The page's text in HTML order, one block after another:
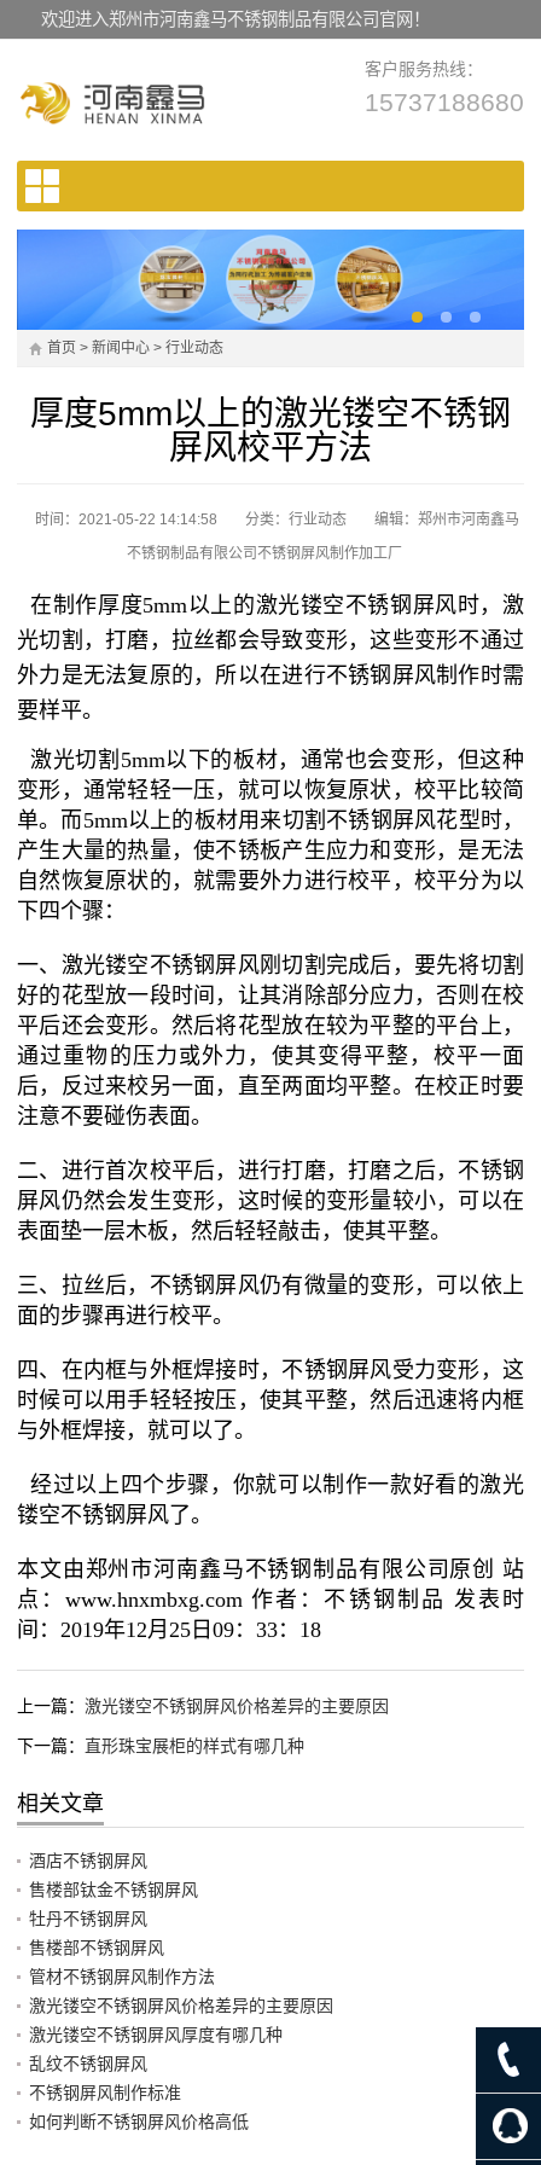
欢迎进入郑州市河南鑫马不锈钢制品有限公司官网！
客户服务热线：
15737188680
首页 > 新闻中心 > 行业动态
厚度5mm以上的激光镂空不锈钢
屏风校平方法
时间：2021-05-22 14:14:58 分类： 行业动态
编辑：郑州市河南鑫马
不锈钢制品有限公司不锈钢屏风制作加工厂
在制作厚度5mm以上的激光镂空不锈钢屏风时，激
光切割，打磨，拉丝都会导致变形，这些变形不通过
外力是无法复原的，所以在进行不锈钢屏风制作时需
要样平。
激光切割5mm以下的板材，通常也会变形，但这种
变形，通常轻轻一压，就可以恢复原状，校平比较简
单。而5mm以上的板材用来切割不锈钢屏风花型时，
产生大量的热量，使不锈板产生应力和变形，是无法
自然恢复原状的，就需要外力进行校平，校平分为以
下四个骤：
一、激光镂空不锈钢屏风刚切割完成后，要先将切割
好的花型放一段时间，让其消除部分应力，否则在校
平后还会变形。然后将花型放在较为平整的平台上，
通过重物的压力或外力，使其变得平整，校平一面
后，反过来校另一面，直至两面均平整。在校正时要
注意不要碰伤表面。
二、进行首次校平后，进行打磨，打磨之后，不锈钢
屏风仍然会发生变形，这时候的变形量较小，可以在
表面垫一层木板，然后轻轻敲击，使其平整。
三、拉丝后，不锈钢屏风仍有微量的变形，可以依上
面的步骤再进行校平。
四、在内框与外框焊接时，不锈钢屏风受力变形，这
时候可以用手轻轻按压，使其平整，然后迅速将内框
与外框焊接，就可以了。
经过以上四个步骤，你就可以制作一款好看的激光
镂空不锈钢屏风了。
本文由郑州市河南鑫马不锈钢制品有限公司原创 站
点：www.hnxmbxg.com 作者：不锈钢制品 发表时
间：2019年12月25日09：33：18
上一篇： 激光镂空不锈钢屏风价格差异的主要原因
下一篇： 直形珠宝展柜的样式有哪几种
相关文章
酒店不锈钢屏风
售楼部钛金不锈钢屏风
牡丹不锈钢屏风
售楼部不锈钢屏风
管材不锈钢屏风制作方法
激光镂空不锈钢屏风价格差异的主要原因
激光镂空不锈钢屏风厚度有哪几种
乱纹不锈钢屏风
不锈钢屏风制作标准
如何判断不锈钢屏风价格高低